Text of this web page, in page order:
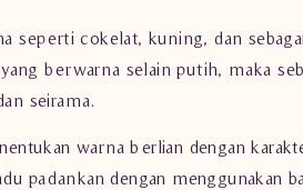
seperti cokelat, kuning, dan
berwarna selain putih, maka
seirama.
warna berlian dengan
padankan dengan menggunakan